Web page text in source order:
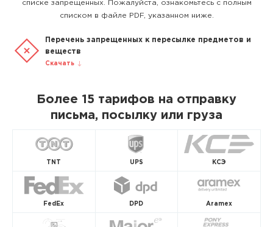
списке запрещенных. Пожалуйста, ознакомьтесь с полным
списком в файле PDF, указанном ниже.
Перечень запрещенных к пересылке предметов и
веществ
Скачать
Более 15 тарифов на отправку
письма, посылку или груза
TNT UPS КСЭ
FedEx DPD Aramex